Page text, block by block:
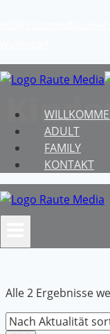
ADULT
FAMILY
KONTAKT
Alle 2 Ergebnisse